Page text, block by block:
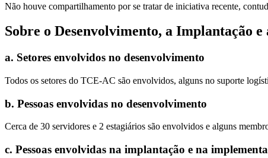
Não houve compartilhamento por se tratar de iniciativa recente,
Sobre o Desenvolvimento, a Implantação
a. Setores envolvidos no desenvolvimento
Todos os setores do TCE-AC são envolvidos, alguns no suporte
b. Pessoas envolvidas no desenvolvimento
Cerca de 30 servidores e 2 estagiários são envolvidos e alguns
c. Pessoas envolvidas na implantação e na